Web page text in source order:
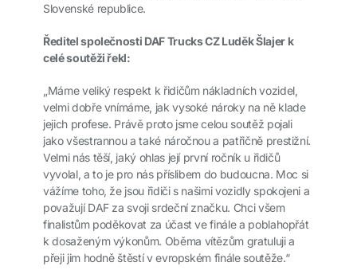
Slovenské republice.
Ředitel společnosti DAF Trucks CZ Luděk Šlajer k
celé soutěži řekl:
„Máme veliký respekt k řidičům nákladních vozidel,
velmi dobře vnímáme, jak vysoké nároky na ně klade
jejich profese. Právě proto jsme celou soutěž pojali
jako všestrannou a také náročnou a patřičně prestižní.
Velmi nás těší, jaký ohlas její první ročník u řidičů
vyvolal, a to je pro nás příslibem do budoucna. Moc si
vážíme toho, že jsou řidiči s našimi vozidly spokojeni a
považují DAF za svoji srdeční značku. Chci všem
finalistům poděkovat za účast ve finále a poblahopřát
k dosaženým výkonům. Oběma vítězům gratuluji a
přeji jim hodně štěstí v evropském finále soutěže.“